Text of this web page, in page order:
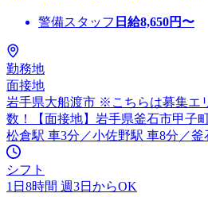
警備スタッフ 日給8,650円〜
勤務地
面接地
岩手県大船渡市 ※こちらは募集エ
数！【面接地】岩手県釜石市甲子
松倉駅 車3分／小佐野駅 車8分／釜
シフト
1日8時間 週3日からOK